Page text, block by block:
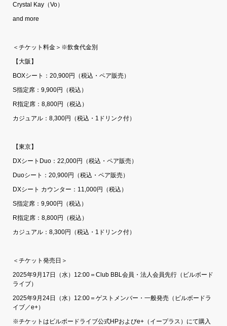
Crystal Kay（Vo）
and more
＜チケット料金＞※飲食代金別
【大阪】
BOXシート：20,900円（税込・ペア販売）
S指定席：9,900円（税込）
R指定席：8,800円（税込）
カジュアル：8,300円（税込・1ドリンク付）
【東京】
DXシートDuo：22,000円（税込・ペア販売）
Duoシート：20,900円（税込・ペア販売）
DXシート カウンター：11,000円（税込）
S指定席：9,900円（税込）
R指定席：8,800円（税込）
カジュアル：8,300円（税込・1ドリンク付）
＜チケット発売日＞
2025年9月17日（水）12:00＝Club BBL会員・法人会員先行（ビルボード
ライブ）
2025年9月24日（水）12:00＝ゲストメンバー・一般発売（ビルボードラ
イブ／e+）
※チケットはビルボードライブ公式HPおよびe+（イープラス）にて購入